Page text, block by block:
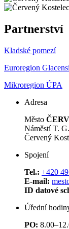
Partnerství
Kladské pomezí
Euroregion
Mikroregion ÚPA
Adresa
Město
Náměstí T.
Červený
Spojení
Tel.: +420
E-mail:
ID datové
Úřední
PO: